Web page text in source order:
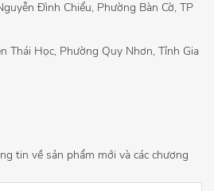
tin về sản phẩm mới và các chương
Đình Chiểu, Phường Bàn Cờ, TP
Thái Học, Phường Quy Nhơn, Tỉnh Gia